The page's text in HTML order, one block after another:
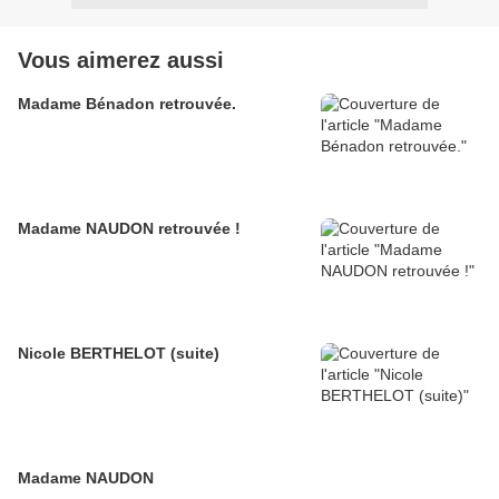
Vous aimerez aussi
Madame Bénadon retrouvée.
Madame NAUDON retrouvée !
Nicole BERTHELOT (suite)
Madame NAUDON